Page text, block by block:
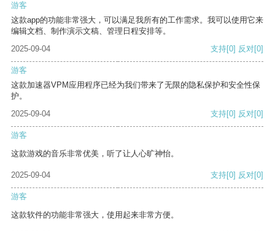
游客
这款app的功能非常强大，可以满足我所有的工作需求。我可以使用它来
编辑文档、制作演示文稿、管理日程安排等。
2025-09-04
支持[0] 反对[0]
游客
这款加速器VPM应用程序已经为我们带来了无限的隐私保护和安全性保
护。
2025-09-04
支持[0] 反对[0]
游客
这款游戏的音乐非常优美，听了让人心旷神怡。
2025-09-04 支持[0] 反对[0]
游客
这款软件的功能非常强大，使用起来非常方便。